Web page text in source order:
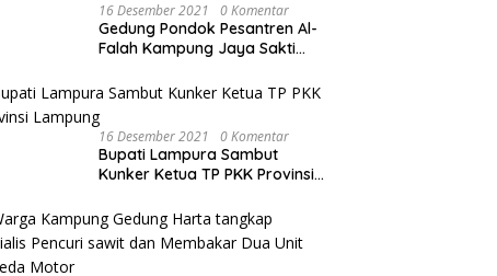
16 Desember 2021 0 Komentar
Gedung Pondok Pesantren Al-
Falah Kampung Jaya Sakti
16 Desember 2021 0 Komentar
Bupati Lampura Sambut
Kunker Ketua TP PKK Provinsi